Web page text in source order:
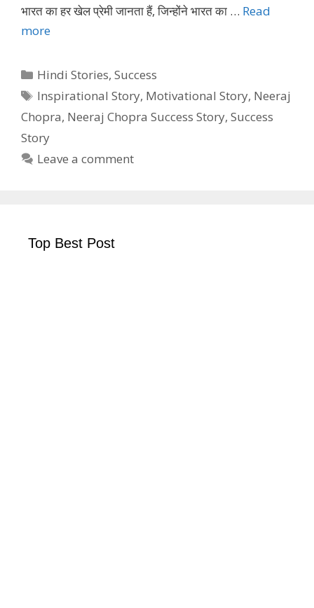
भारत का हर खेल प्रेमी जानता हैं, जिन्होंने भारत का … Read
more
Categories
Hindi Stories,Success
Tags
Inspirational Story, Motivational Story, Neeraj
Chopra, Neeraj Chopra Success Story, Success
Story
Leave a comment
Top Best Post